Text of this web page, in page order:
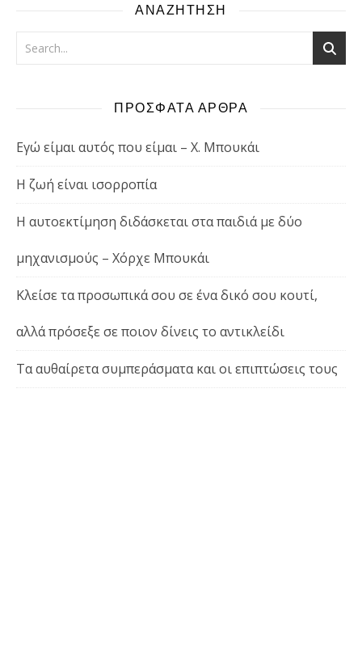
ΑΝΑΖΗΤΗΣΗ
ΠΡΟΣΦΑΤΑ ΑΡΘΡΑ
Εγώ είμαι αυτός που είμαι – Χ. Μπουκάι
Η ζωή είναι ισορροπία
Η αυτοεκτίμηση διδάσκεται στα παιδιά με δύο
μηχανισμούς – Χόρχε Μπουκάι
Κλείσε τα προσωπικά σου σε ένα δικό σου κουτί,
αλλά πρόσεξε σε ποιον δίνεις το αντικλείδι
Τα αυθαίρετα συμπεράσματα και οι επιπτώσεις τους